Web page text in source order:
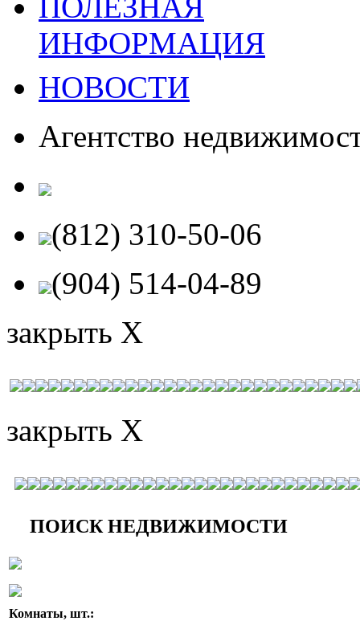
ИНФОРМАЦИЯ
НОВОСТИ
Агентство
(812) 310-50-06
(904) 514-04-89
закрыть X
закрыть X
ПОИСК НЕДВИЖИМОСТИ
Комнаты, шт.: